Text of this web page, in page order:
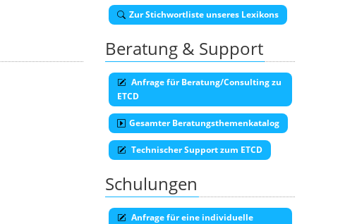
Zur Stichwortliste unseres Lexikons
Beratung & Support
Anfrage für Beratung/Consulting zu
ETCD
Gesamter Beratungsthemenkatalog
Technischer Support zum ETCD
Schulungen
Anfrage für eine individuelle